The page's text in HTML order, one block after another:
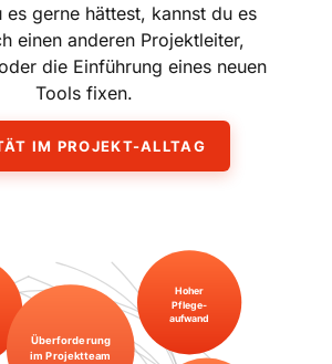
es gerne hättest, kannst du es
einen anderen Projektleiter,
die Einführung eines neuen
Tools fixen.
IM PROJEKT-ALLTAG
Überforderung
im Projektteam
Hoher
Pflege-
aufwand